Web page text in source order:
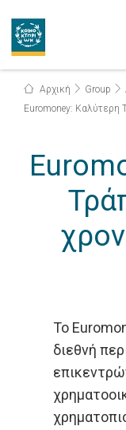
Αρχική Group
Euromoney: Καλύτερη
Το
διεθνή